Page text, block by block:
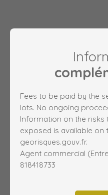
Fees to be paid by the
lots. No ongoing
Information on the risks
exposed is available on
georisques.gouv.fr.
Agent commercial
818418733